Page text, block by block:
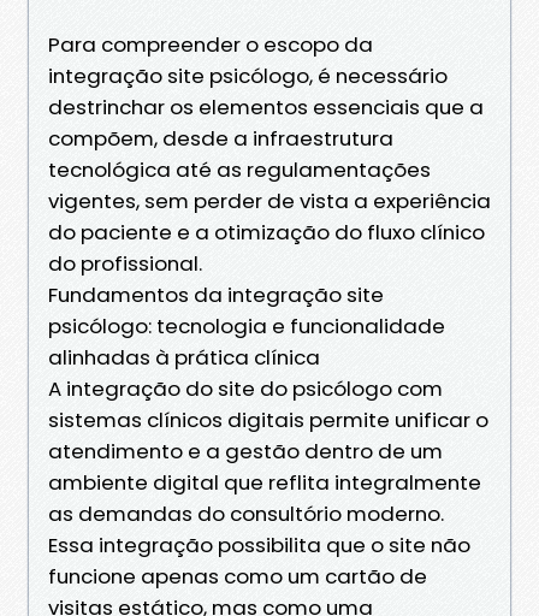
Para compreender o escopo da
integração site psicólogo, é necessário
destrinchar os elementos essenciais que a
compõem, desde a infraestrutura
tecnológica até as regulamentações
vigentes, sem perder de vista a experiência
do paciente e a otimização do fluxo clínico
do profissional.
Fundamentos da integração site
psicólogo: tecnologia e funcionalidade
alinhadas à prática clínica
A integração do site do psicólogo com
sistemas clínicos digitais permite unificar o
atendimento e a gestão dentro de um
ambiente digital que reflita integralmente
as demandas do consultório moderno.
Essa integração possibilita que o site não
funcione apenas como um cartão de
visitas estático, mas como uma